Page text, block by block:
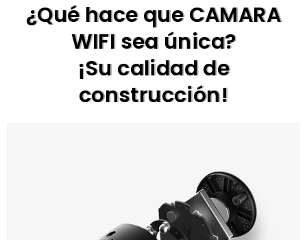
¿Qué hace que CAMARA
WIFI sea única?
¡Su calidad de
construcción!